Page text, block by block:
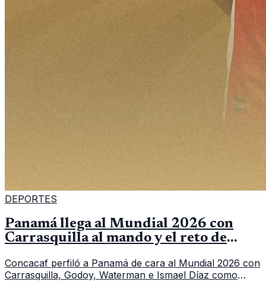
DEPORTES
Panamá llega al Mundial 2026 con
Carrasquilla al mando y el reto de
Concacaf perfiló a Panamá de cara al Mundial 2026 con
Carrasquilla, Godoy, Waterman e Ismael Díaz como